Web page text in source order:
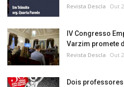
Revista Descla Out
IV Congresso
Varzim promete
Revista Descla Out
Dois